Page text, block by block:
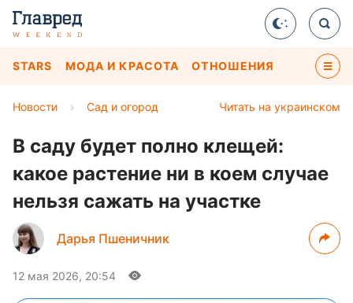
STARS МОДА И КРАСОТА ОТНОШЕНИЯ
Читать на украинском
Новости › Сад и огород
В саду будет полно клещей:
какое растение ни в коем случае
нельзя сажать на участке
Дарья Пшеничник
12 мая 2026, 20:54